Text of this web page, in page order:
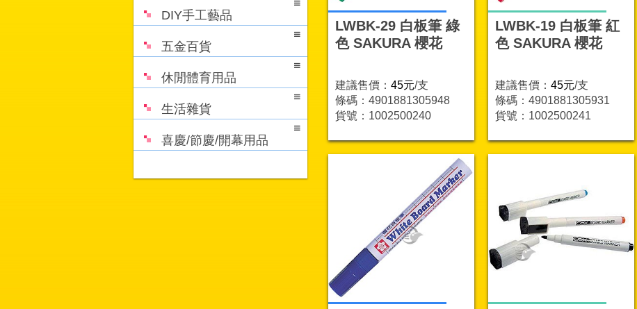
DIY手工藝品
五金百貨
休閒體育用品
生活雜貨
喜慶/節慶/開幕用品
LWBK-29 白板筆 綠
色 SAKURA 櫻花
建議售價： 45元/支
條碼：4901881305948
貨號：1002500240
LWBK-19 白板筆 紅
色 SAKURA 櫻花
建議售價： 45元/支
條碼：4901881305931
貨號：1002500241